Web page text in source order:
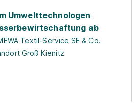
Umwelttechnologen
ab
Textil-Service SE & Co.
Groß Kienitz